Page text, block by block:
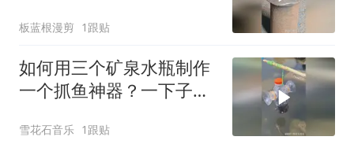
板蓝根漫剪 1跟贴
如何用三个矿泉水瓶制作
一个抓鱼神器？一下子竟
雪花石音乐 1跟贴